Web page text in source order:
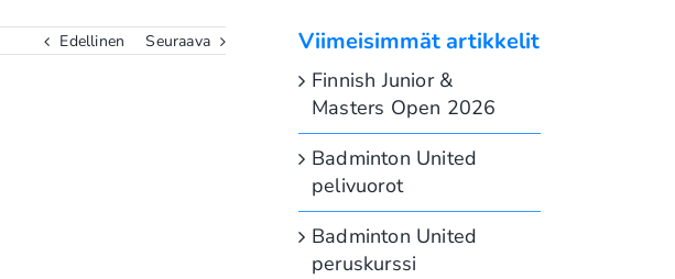
Edellinen Seuraava Viimeisimmät artikkelit
Finnish Junior &
Masters Open 2026
Badminton United
pelivuorot
Badminton United
peruskurssi